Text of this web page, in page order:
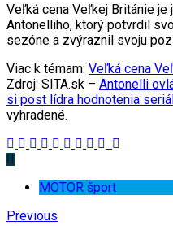
Veľká cena Veľkej Británie
Antonelliho, ktorý potvrdil
sezóne a zvýraznil svoju
Viac k témam: Veľká cena
Zdroj: SITA.sk – Antonelli
si post lídra hodnotenia
vyhradené.
MOTOR šport
Previous